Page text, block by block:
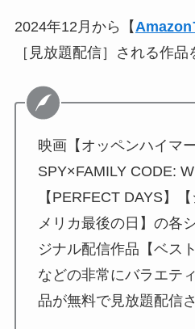
2024年12月から【Amazon
［見放題配信］される作
映画【オッペンハイマ
SPY×FAMILY CODE:
【PERFECT DAYS】
メリカ最後の日】の各
ジナル配信作品【ベス
などの非常にバラエテ
品が無料で見放題配信